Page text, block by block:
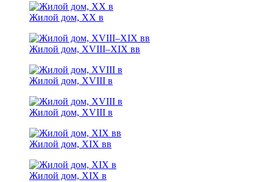
Жилой дом, XX в
Жилой дом, XVIII–XIX вв
Жилой дом, XVIII в
Жилой дом, XVIII в
Жилой дом, XIX вв
Жилой дом, XIX в